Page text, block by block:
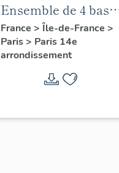
Ensemble de 4 bas
reliefs : Les saisons
France > Île-de-France >
Paris> Paris 14e
arrondissement